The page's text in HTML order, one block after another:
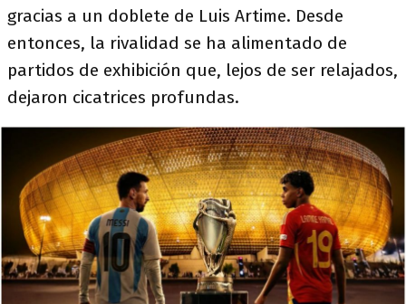
gracias a un doblete de Luis Artime. Desde
entonces, la rivalidad se ha alimentado de
partidos de exhibición que, lejos de ser relajados,
dejaron cicatrices profundas.